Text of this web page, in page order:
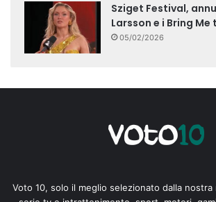
Sziget Festival,
Larsson e i Bring Me
05/02/2026
Voto 10, solo il meglio selezionato dalla nostra